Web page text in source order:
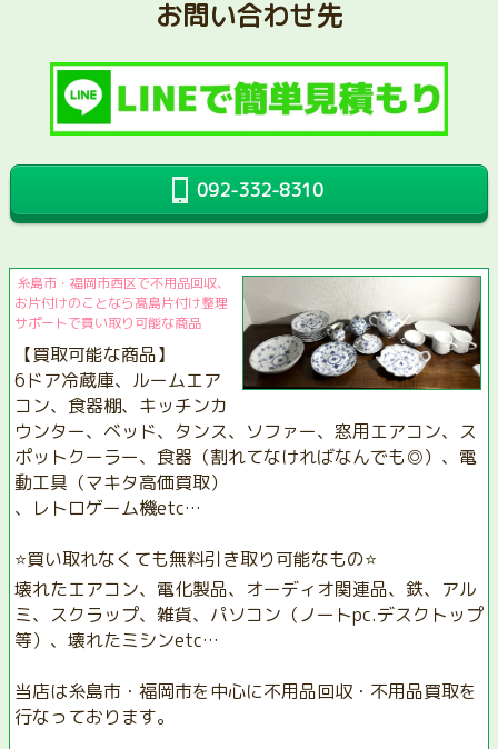
お問い合わせ先
092-332-8310
糸島市・福岡市西区で不用品回収、
お片付けのことなら髙島片付け整理
サポートで買い取り可能な商品
【買取可能な商品】
6ドア冷蔵庫、ルームエア
コン、食器棚、キッチンカ
ウンター、ベッド、タンス、ソファー、窓用エアコン、ス
ポットクーラー、食器（割れてなければなんでも◎）、電
動工具（マキタ高価買取）
、レトロゲーム機etc…
⭐️買い取れなくても無料引き取り可能なもの⭐️
壊れたエアコン、電化製品、オーディオ関連品、鉄、アル
ミ、スクラップ、雑貨、パソコン（ノートpc.デスクトップ
等）、壊れたミシンetc…
当店は糸島市・福岡市を中心に不用品回収・不用品買取を
行なっております。